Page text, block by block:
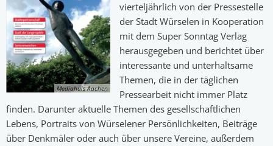
Mediahuis Aachen
vierteljährlich von der Pressestelle
der Stadt Würselen in Kooperation
mit dem Super Sonntag Verlag
herausgegeben und berichtet über
interessante und unterhaltsame
Themen, die in der täglichen
Pressearbeit nicht immer Platz
finden. Darunter aktuelle Themen des gesellschaftlichen
Lebens, Portraits von Würselener Persönlichkeiten, Beiträge
über Denkmäler oder auch über unsere Vereine, außerdem